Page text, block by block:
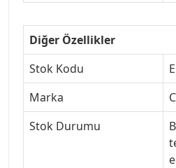
Diğer Özellikler
Stok Kodu
Marka
Stok Durumu